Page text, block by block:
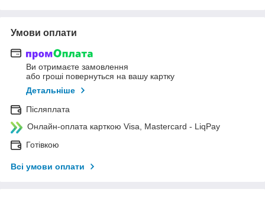
Умови оплати
Ви отримаєте замовлення
або гроші повернуться на вашу картку
Детальніше
Післяплата
Онлайн-оплата карткою Visa, Mastercard - LiqPay
Готівкою
Всі умови оплати